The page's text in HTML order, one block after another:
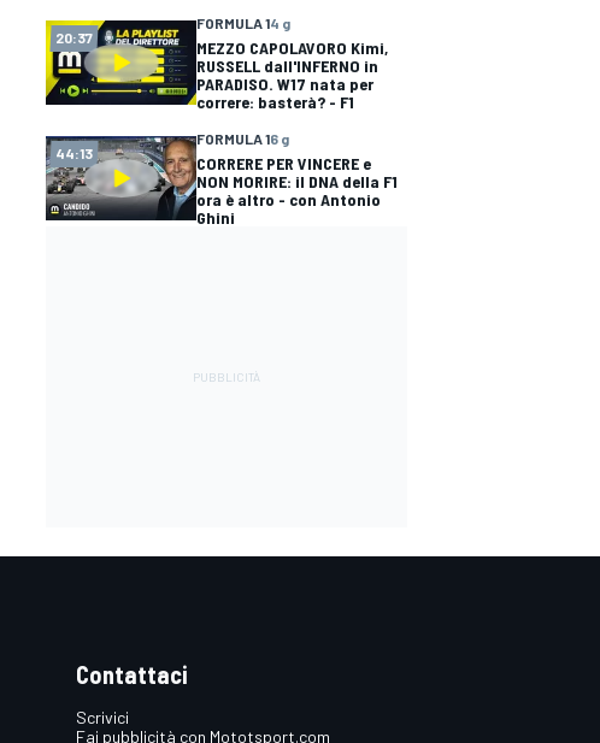
20:37
FORMULA 14 g
MEZZO CAPOLAVORO Kimi,
RUSSELL dall'INFERNO in
PARADISO. W17 nata per
correre: basterà? - F1
44:13
FORMULA 16 g
CORRERE PER VINCERE e
NON MORIRE: il DNA della F1
ora è altro - con Antonio
Ghini
Contattaci
Scrivici
Fai pubblicità con Mototsport.com